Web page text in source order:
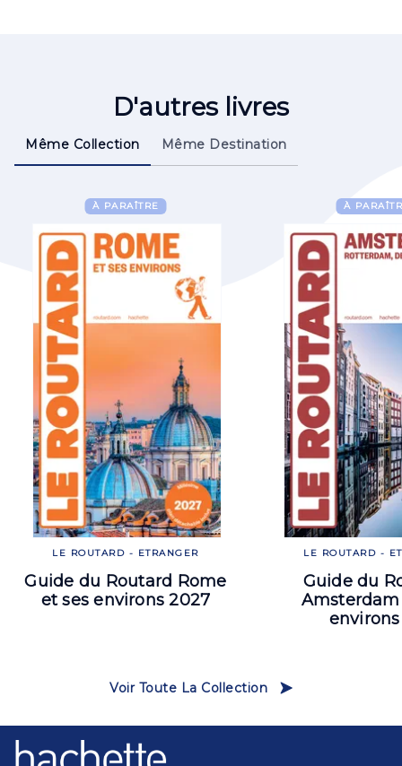
D'autres livres
Même Collection Même Destination
À PARAÎTRE
LE ROUTARD - ETRANGER
Guide du Routard Rome
et ses environs 2027
À
LE ROUTARD -
Guide du
Amsterdam
Voir Toute La Collection